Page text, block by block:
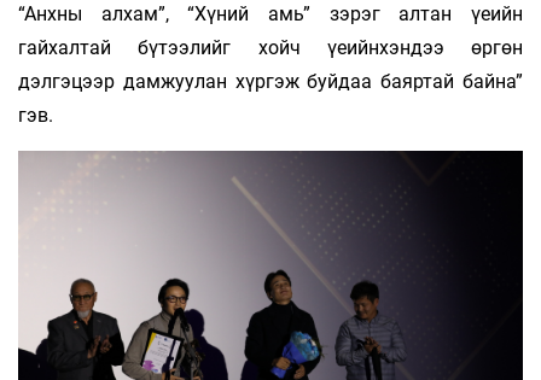
“Анхны алхам”, “Хүний амь” зэрэг алтан үеийн
гайхалтай бүтээлийг хойч үеийнхэндээ өргөн
дэлгэцээр дамжуулан хүргэж буйдаа баяртай байна”
гэв.